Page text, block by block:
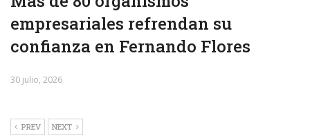
empresariales refrendan su
confianza en Fernando Flores
30 julio, 2026
PREV NEXT